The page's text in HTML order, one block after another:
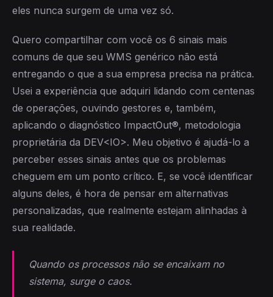
eles nunca surgem de uma vez só.
Quero compartilhar com você os 6 sinais mais
comuns de que seu WMS genérico não está
entregando o que a sua empresa precisa na prática.
Usei a experiência que adquiri lidando com centenas
de operações, ouvindo gestores e, também,
aplicando o diagnóstico ImpactOut®, metodologia
proprietária da DEV<IO>. Meu objetivo é ajudá-lo a
perceber esses sinais antes que os problemas
cheguem em um ponto crítico. E, se você identificar
alguns deles, é hora de pensar em alternativas
personalizadas, que realmente estejam alinhadas à
sua realidade.
Quando os processos não se encaixam no
sistema, surge o caos.